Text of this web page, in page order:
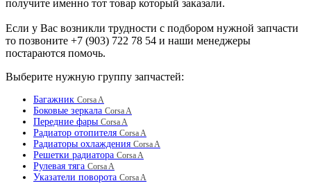
получите именно тот товар который заказали.
Если у Вас возникли трудности с подбором нужной запчасти
то позвоните +7 (903) 722 78 54 и наши менеджеры
постараются помочь.
Выберите нужную группу запчастей:
Багажник Corsa A
Боковые зеркала Corsa A
Передние фары Corsa A
Радиатор отопителя Corsa A
Радиаторы охлаждения Corsa A
Решетки радиатора Corsa A
Рулевая тяга Corsa A
Указатели поворота Corsa A